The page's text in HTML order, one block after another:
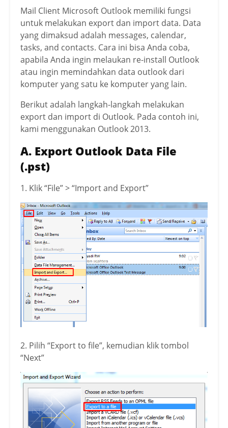
Mail Client Microsoft Outlook memiliki fungsi
untuk melakukan export dan import data. Data
yang dimaksud adalah messages, calendar,
tasks, and contacts. Cara ini bisa Anda coba,
apabila Anda ingin melaukan re-install Outlook
atau ingin memindahkan data outlook dari
komputer yang satu ke komputer yang lain.
Berikut adalah langkah-langkah melakukan
export dan import di Outlook. Pada contoh ini,
kami menggunakan Outlook 2013.
A. Export Outlook Data File
(.pst)
1. Klik “File” > “Import and Export”
2. Pilih “Export to file”, kemudian klik tombol
“Next”